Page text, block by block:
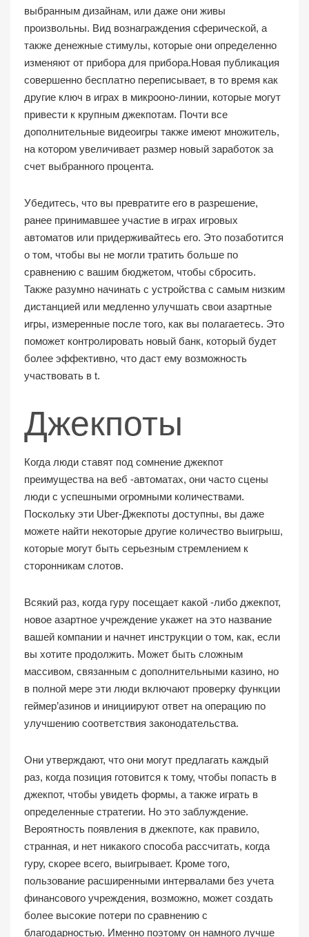
выбранным дизайнам, или даже они живы
произвольны. Вид вознаграждения сферической, а
также денежные стимулы, которые они определенно
изменяют от прибора для прибора.Новая публикация
совершенно бесплатно переписывает, в то время как
другие ключ в играх в микрооно-линии, которые могут
привести к крупным джекпотам. Почти все
дополнительные видеоигры также имеют множитель,
на котором увеличивает размер новый заработок за
счет выбранного процента.
Убедитесь, что вы превратите его в разрешение,
ранее принимавшее участие в играх игровых
автоматов или придерживайтесь его. Это позаботится
о том, чтобы вы не могли тратить больше по
сравнению с вашим бюджетом, чтобы сбросить.
Также разумно начинать с устройства с самым низким
дистанцией или медленно улучшать свои азартные
игры, измеренные после того, как вы полагаетесь. Это
поможет контролировать новый банк, который будет
более эффективно, что даст ему возможность
участвовать в t.
Джекпоты
Когда люди ставят под сомнение джекпот
преимущества на веб -автоматах, они часто сцены
люди с успешными огромными количествами.
Поскольку эти Uber-Джекпоты доступны, вы даже
можете найти некоторые другие количество выигрыш,
которые могут быть серьезным стремлением к
сторонникам слотов.
Всякий раз, когда гуру посещает какой -либо джекпот,
новое азартное учреждение укажет на это название
вашей компании и начнет инструкции о том, как, если
вы хотите продолжить. Может быть сложным
массивом, связанным с дополнительными казино, но
в полной мере эти люди включают проверку функции
геймер’азинов и инициируют ответ на операцию по
улучшению соответствия законодательства.
Они утверждают, что они могут предлагать каждый
раз, когда позиция готовится к тому, чтобы попасть в
джекпот, чтобы увидеть формы, а также играть в
определенные стратегии. Но это заблуждение.
Вероятность появления в джекпоте, как правило,
странная, и нет никакого способа рассчитать, когда
гуру, скорее всего, выигрывает. Кроме того,
пользование расширенными интервалами без учета
финансового учреждения, возможно, может создать
более высокие потери по сравнению с
благодарностью. Именно поэтому он намного лучше